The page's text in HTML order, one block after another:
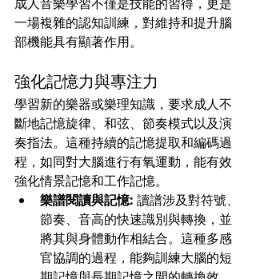
成人音樂學習不僅是技能的習得，更是
一場複雜的認知訓練，對維持和提升腦
部機能具有顯著作用。
強化記憶力與專注力
學習新的樂器或樂理知識，要求成人不
斷地記憶旋律、和弦、節奏模式以及演
奏指法。這種持續的記憶提取和編碼過
程，如同對大腦進行有氧運動，能有效
強化情景記憶和工作記憶。
樂譜閱讀與記憶: 讀譜涉及對符號、
節奏、音高的快速識別與轉換，並
將其與身體動作相結合。這種多感
官協調的過程，能夠訓練大腦的短